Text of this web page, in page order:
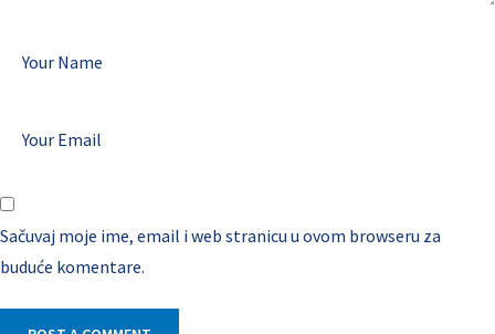
Sačuvaj moje ime, email i web stranicu u ovom browseru za
buduće komentare.